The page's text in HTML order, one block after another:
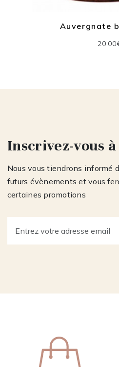
Auvergnate
Inscrivez-vous
Nous vous tiendrons informé
futurs évènements et vous
certaines promotions